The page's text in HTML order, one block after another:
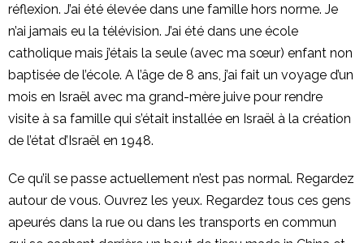
réflexion. J’ai été élevée dans une famille hors norme. Je
n’ai jamais eu la télévision. J’ai été dans une école
catholique mais j’étais la seule (avec ma sœur) enfant non
baptisée de l’école. A l’âge de 8 ans, j’ai fait un voyage d’un
mois en Israël avec ma grand-mère juive pour rendre
visite à sa famille qui s’était installée en Israël à la création
de l’état d’Israël en 1948.
Ce qu’il se passe actuellement n’est pas normal. Regardez
autour de vous. Ouvrez les yeux. Regardez tous ces gens
apeurés dans la rue ou dans les transports en commun